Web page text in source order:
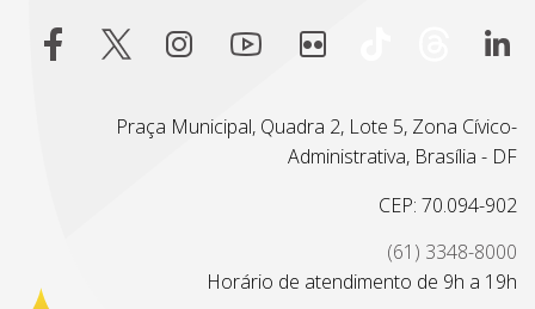
Praça Municipal, Quadra 2, Lote 5, Zona Cívico-
Administrativa, Brasília - DF
CEP: 70.094-902
(61) 3348-8000
Horário de atendimento de 9h a 19h